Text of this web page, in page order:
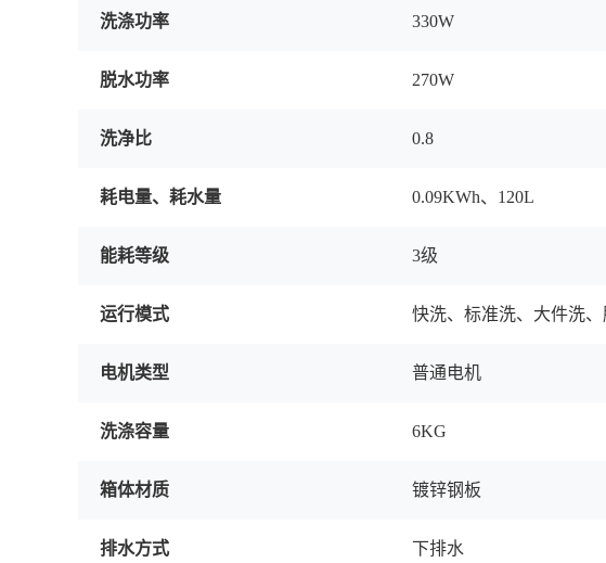
洗涤功率 330W
脱水功率 270W
洗净比 0.8
耗电量、耗水量 0.09KWh、120L
能耗等级 3级
运行模式 快洗、标准洗、大件洗、
电机类型 普通电机
洗涤容量 6KG
箱体材质 镀锌钢板
排水方式 下排水